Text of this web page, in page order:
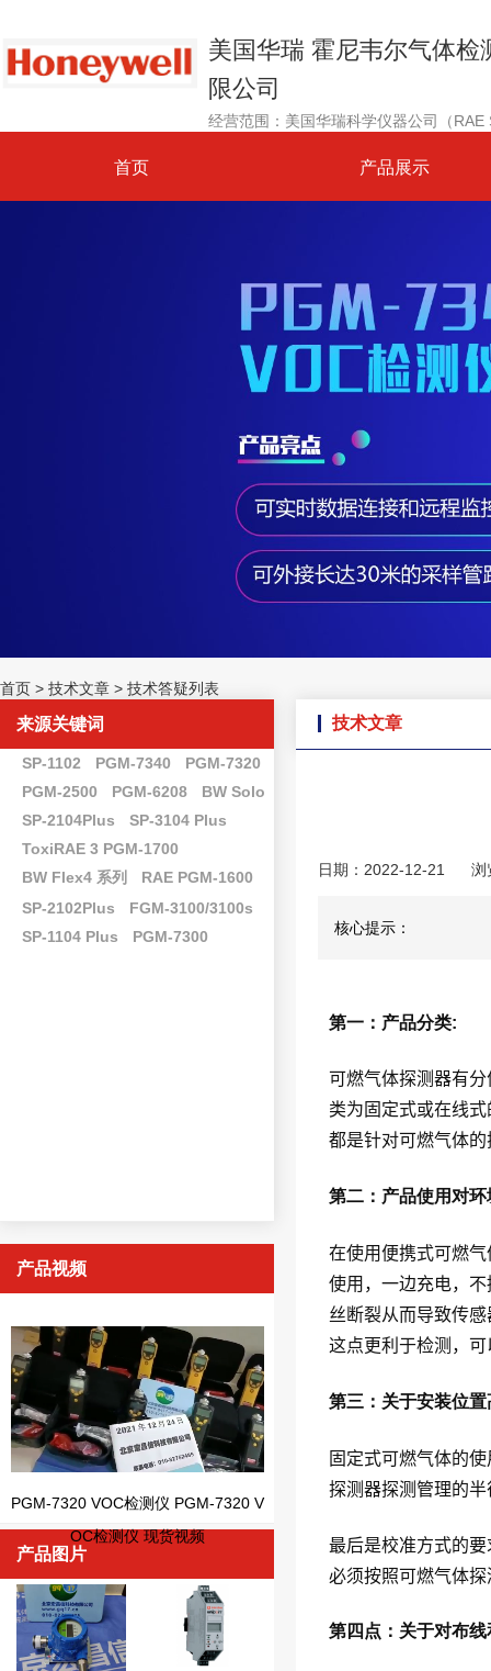
美国华瑞 霍尼韦尔气体检
限公司
首页 产品展示
首页 > 技术文章 > 技术答疑列表
来源关键词
SP-1102 PGM-7340
PGM-7320
PGM-2500
PGM-6208
BW Solo
SP-2104Plus
SP-3104 Plus
ToxiRAE 3 PGM-1700
BW Flex4 系列
RAE PGM-1600
SP-2102Plus
FGM-3100/3100s
SP-1104 Plus
PGM-7300
产品视频
PGM-7320 VOC检测仪 PGM-7320 V
OC检测仪 现货视频
产品图片
技术文章
日期：2022-12-21 浏
核心提示：
第一：产品分类:
可燃气体探测器有
类为固定式或在线
都是针对可燃气体
第二：产品使用对
在使用便携式可燃
使用，一边充电，
丝断裂从而导致传
这点更利于检测，
第三：关于安装位
固定式可燃气体的
探测器探测管理的
最后是校准方式的
必须按照可燃气体
第四点：关于对布